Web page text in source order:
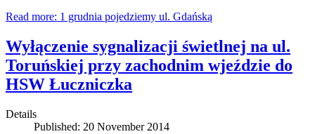
Read more: 1 grudnia pojedziemy ul. Gdańską
Wyłączenie sygnalizacji świetlnej na ul.
Toruńskiej przy zachodnim wjeździe do
HSW Łuczniczka
Details
Published: 20 November 2014